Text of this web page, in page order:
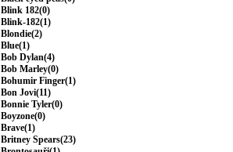
Blink 182(0)
Blink-182(1)
Blondie(2)
Blue(1)
Bob Dylan(4)
Bob Marley(0)
Bohumir Finger(1)
Bon Jovi(11)
Bonnie Tyler(0)
Boyzone(0)
Brave(1)
Britney Spears(23)